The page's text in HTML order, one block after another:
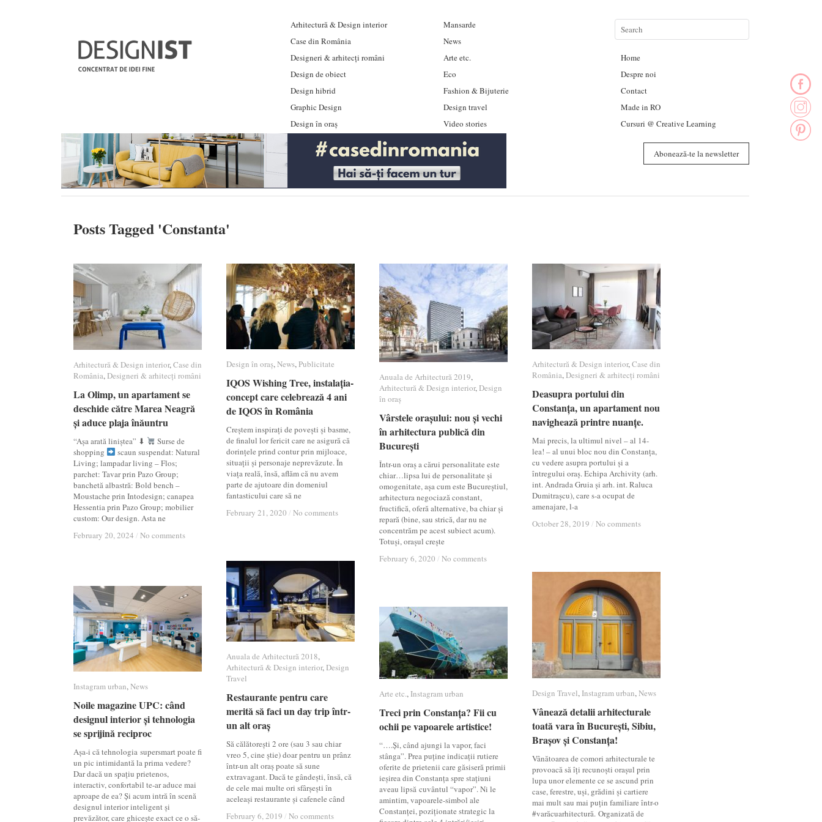
Arhitectură & Design interior
Case din România
Designeri & arhitecți români
Design de obiect
Design hibrid
Graphic Design
Design în oraș
Mansarde
News
Arte etc.
Eco
Fashion & Bijuterie
Design travel
Video stories
Home
Despre noi
Contact
Made in RO
Cursuri @ Creative Learning
Abonează-te la newsletter
Posts Tagged 'Constanta'
Arhitectură & Design interior,Case din
România,Designeri & arhitecți români
La Olimp, un apartament se
deschide către Marea Neagră
și aduce plaja înăuntru
“Așa arată liniștea” ⬇
Surse de
shopping
scaun suspendat: Natural
Living; lampadar living – Flos;
parchet: Tavar prin Pazo Group;
banchetă albastră: Bold bench –
Moustache prin Intodesign; canapea
Hessentia prin Pazo Group; mobilier
custom: Our design. Asta ne
February 20, 2024 / No comments
Arhitectură & Design interior Case din
România Designeri & arhitecți români
La Olimp, un apartament se
deschide către Marea Neagră
și aduce plaja înăuntru
February 20, 2024 / No comments
Design în oraș,News,Publicitate
IQOS Wishing Tree, instalația-
concept care celebrează 4 ani
de IQOS în România
Creștem inspirați de povești și basme,
de finalul lor fericit care ne asigură că
dorințele prind contur prin mijloace,
situații și personaje neprevăzute. În
viața reală, însă, aflăm că nu avem
parte de ajutoare din domeniul
fantasticului care să ne
February 21, 2020 / No comments
Design în oraș News Publicitate
IQOS Wishing Tree, instalația-
concept care celebrează 4 ani
de IQOS în România
February 21, 2020 / No comments
Anuala de Arhitectură 2019,
Arhitectură & Design interior,Design
în oraș
Vârstele orașului: nou și vechi
în arhitectura publică din
București
Într-un oraș a cărui personalitate este
chiar…lipsa lui de personalitate și
omogenitate, așa cum este Bucureștiul,
arhitectura negociază constant,
fructifică, oferă alternative, ba chiar și
repară (bine, sau strică, dar nu ne
concentrăm pe acest subiect acum).
Totuși, orașul crește
February 6, 2020 / No comments
Anuala de Arhitectură 2019
Arhitectură & Design interior Design
în oraș
Vârstele orașului: nou și vechi
în arhitectura publică din
București
February 6, 2020 / No comments
Arhitectură & Design interior,Case din
România,Designeri & arhitecți români
Deasupra portului din
Constanța, un apartament nou
navighează printre nuanțe.
Mai precis, la ultimul nivel – al 14-
lea! – al unui bloc nou din Constanța,
cu vedere asupra portului și a
întregului oraș. Echipa Archivity (arh.
int. Andrada Gruia și arh. int. Raluca
Dumitrașcu), care s-a ocupat de
amenajare, l-a
October 28, 2019 / No comments
Arhitectură & Design interior Case din
România Designeri & arhitecți români
Deasupra portului din
Constanța, un apartament nou
navighează printre nuanțe.
October 28, 2019 / No comments
Anuala de Arhitectură 2018,
Arhitectură & Design interior,Design
Travel
Restaurante pentru care
merită să faci un day trip într-
un alt oraș
Să călătorești 2 ore (sau 3 sau chiar
vreo 5, cine știe) doar pentru un prânz
într-un alt oraș poate să sune
extravagant. Dacă te gândești, însă, că
de cele mai multe ori sfârșești în
aceleași restaurante și cafenele când
February 6, 2019 / No comments
Anuala de Arhitectură 2018
Arhitectură & Design interior Design
Travel
Restaurante pentru care
merită să faci un day trip într-
un alt oraș
February 6, 2019 / No comments
Design Travel, Instagram urban,News
Vânează detalii arhitecturale
toată vara în București, Sibiu,
Brașov și Constanța!
Vânătoarea de comori arhitecturale te
provoacă să îți recunoști orașul prin
lupa unor elemente ce se ascund prin
case, ferestre, uși, grădini și cartiere
mai mult sau mai puțin familiare într-o
#varăcuarhitectură. Organizată de
Design Travel Instagram urban News
Vânează detalii arhitecturale
toată vara în București, Sibiu,
Brașov și Constanța!
Instagram urban,News
Noile magazine UPC: când
designul interior și tehnologia
se sprijină reciproc
Așa-i că tehnologia supersmart poate fi
un pic intimidantă la prima vedere?
Dar dacă un spațiu prietenos,
interactiv, confortabil te-ar aduce mai
aproape de ea? Și acum intră în scenă
designul interior inteligent și
prevăzător, care ghicește exact ce o să-
Instagram urban News
Noile magazine UPC: când
designul interior și tehnologia
se sprijină reciproc
Arte etc., Instagram urban
Treci prin Constanța? Fii cu
ochii pe vapoarele artistice!
“….Și, când ajungi la vapor, faci
stânga”. Prea puține indicații rutiere
oferite de prietenii care găsiseră primii
ieșirea din Constanța spre stațiuni
aveau lipsă cuvântul “vapor”. Ni le
amintim, vapoarele-simbol ale
Constanței, poziționate strategic la
Arte etc. Instagram urban
Treci prin Constanța? Fii cu
ochii pe vapoarele artistice!